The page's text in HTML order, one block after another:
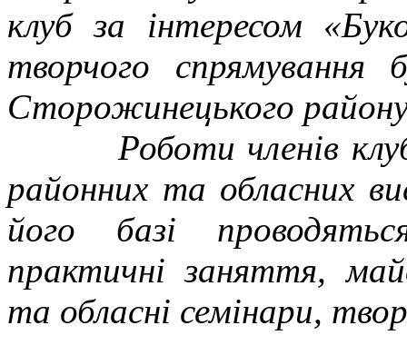
клуб за інтересом
творчого спрямування
Сторожинецького
Роботи членів клубу
районних та обласних
його базі
практичні заняття,
та обласні семінари,